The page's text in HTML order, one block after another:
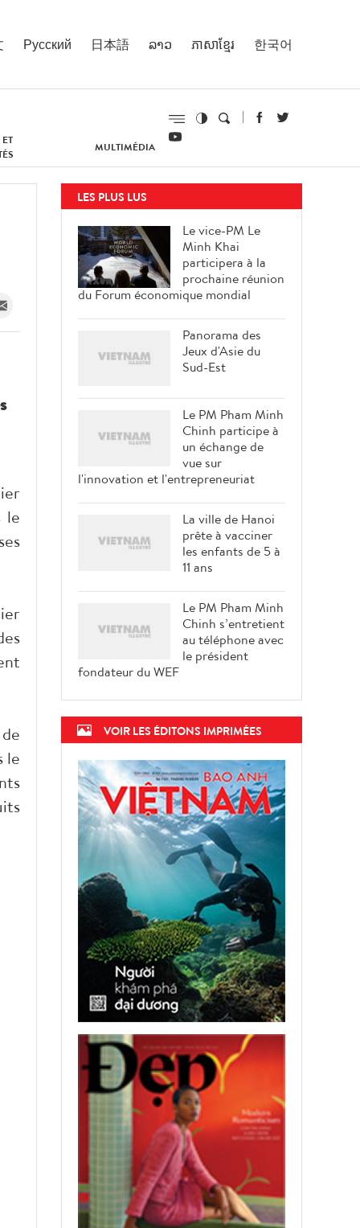
Русский 日本語 ລາວ ភាសាខ្មែរ 한국어
MULTIMÉDIA
le
le
LES PLUS LUS
Le vice-PM Le
Minh Khai
participera à la
prochaine réunion
du Forum économique mondial
Panorama des
Jeux d'Asie du
Sud-Est
Le PM Pham Minh
Chinh participe à
un échange de
vue sur
l'innovation et l'entrepreneuriat
La ville de Hanoi
prête à vacciner
les enfants de 5 à
11 ans
Le PM Pham Minh
Chinh s’entretient
au téléphone avec
le président
fondateur du WEF
VOIR LES ÉDITONS IMPRIMÉES